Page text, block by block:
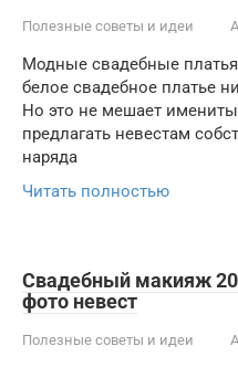
Полезные советы и идеи
Модные свадебные
белое свадебное платье
Но это не мешает
предлагать невестам
наряда
Читать полностью
Свадебный макияж
фото невест
Полезные советы и идеи